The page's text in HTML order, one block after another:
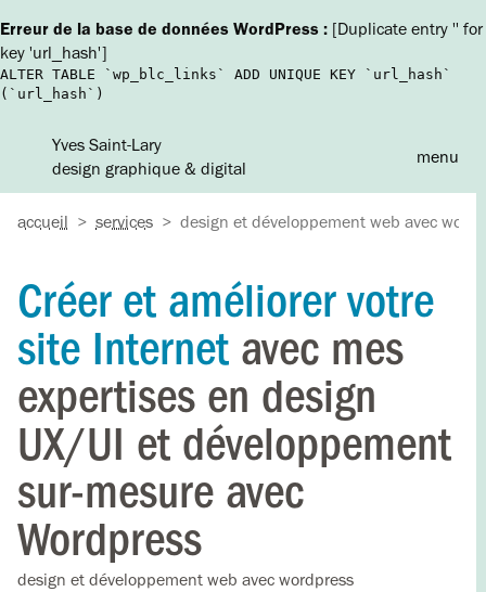
Erreur de la base de données WordPress : [Duplicate entry '' for
key 'url_hash']
ALTER TABLE `wp_blc_links` ADD UNIQUE KEY `url_hash`
(`url_hash`)
Yves Saint-Lary
design graphique & digital
menu
accueil > services > design et développement web avec
Créer et améliorer votre
site Internet avec mes
expertises en design
UX/UI et développement
sur-mesure avec
Wordpress
design et développement web avec wordpress